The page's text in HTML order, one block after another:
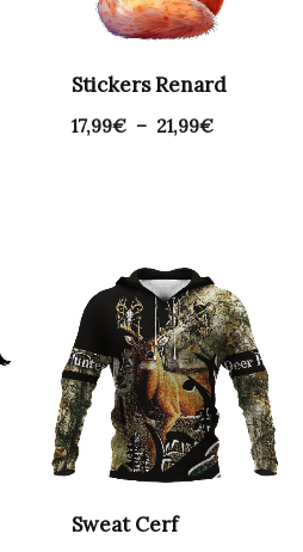
Stickers Renard
17,99€ – 21,99€
Sweat Cerf